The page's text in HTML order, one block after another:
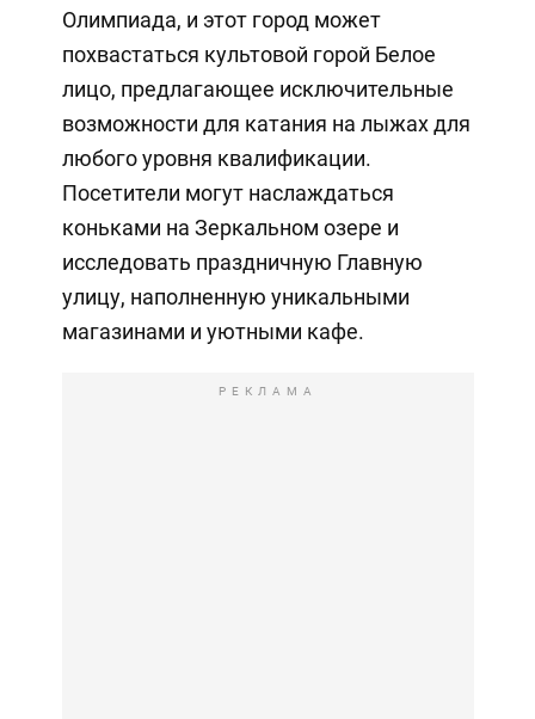
Олимпиада, и этот город может
похвастаться культовой горой Белое
лицо, предлагающее исключительные
возможности для катания на лыжах для
любого уровня квалификации.
Посетители могут наслаждаться
коньками на Зеркальном озере и
исследовать праздничную Главную
улицу, наполненную уникальными
магазинами и уютными кафе.
РЕКЛАМА